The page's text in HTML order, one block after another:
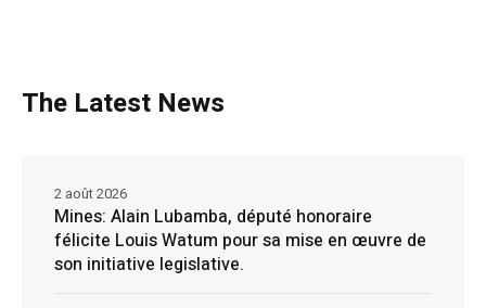
The Latest News
Mines: Alain Lubamba, député honoraire
félicite Louis Watum pour sa mise en œuvre de
son initiative legislative.
2 août 2026